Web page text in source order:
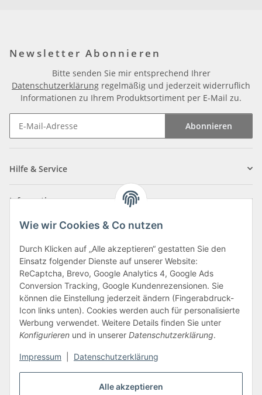
Alle akzeptieren
Wie wir Cookies & Co nutzen
Durch Klicken auf „Alle akzeptieren“ gestatten Sie den
Einsatz folgender Dienste auf unserer Website:
ReCaptcha, Brevo, Google Analytics 4, Google Ads
Conversion Tracking, Google Kundenrezensionen. Sie
können die Einstellung jederzeit ändern (Fingerabdruck-
Icon links unten). Cookies werden auch für personalisierte
Werbung verwendet. Weitere Details finden Sie unter
Konfigurieren und in unserer Datenschutzerklärung.
Impressum Datenschutzerklärung
Newsletter Abonnieren
Bitte senden Sie mir entsprechend Ihrer
Datenschutzerklärung regelmäßig und jederzeit widerruflich
Informationen zu Ihrem Produktsortiment per E-Mail zu.
Abonnieren
Hilfe & Service
Informationen
Zahlungsarten
Vertrag widerrufen